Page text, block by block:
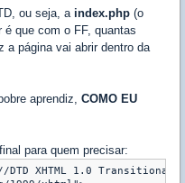
ou seja, a index.php (o
é que com o FF, quantas
página vai abrir dentro da
aprendiz, COMO EU
para quem precisar:
DTD XHTML 1.0